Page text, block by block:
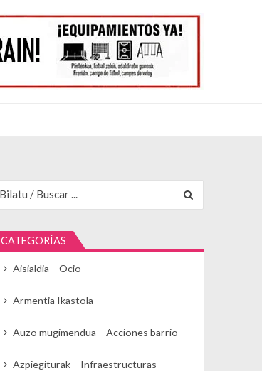
CATEGORÍAS
Aisialdia – Ocio
Armentia Ikastola
Auzo mugimendua – Acciones barrio
Azpiegiturak – Infraestructuras